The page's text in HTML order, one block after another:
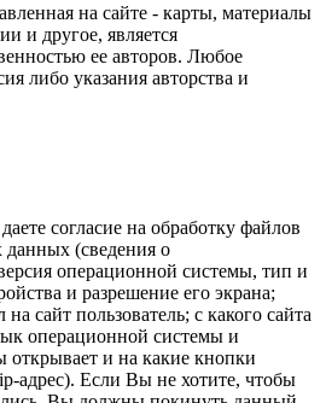
на сайте - карты, материалы
и другое, является
ее авторов. Любое
либо указания авторства и
согласие на обработку файлов
данных (сведения о
операционной системы, тип и
и разрешение его экрана;
сайт пользователь; с какого сайта
операционной системы и
открывает и на какие кнопки
адрес). Если Вы не хотите, чтобы